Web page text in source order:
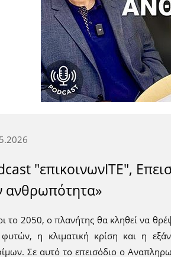
"επικοινωνITE",
ανθρωπότητα»
το 2050, ο πλανήτης θα κληθεί να
η κλιματική κρίση και η
Σε αυτό το επεισόδιο ο